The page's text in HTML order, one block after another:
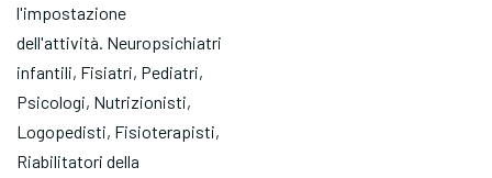
l'impostazione
dell'attività. Neuropsichiatri
infantili, Fisiatri, Pediatri,
Psicologi, Nutrizionisti,
Logopedisti, Fisioterapisti,
Riabilitatori della